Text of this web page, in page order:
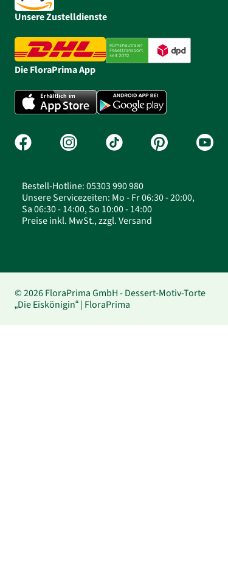
Unsere Zustelldienste
Die FloraPrima App
Bestell-Hotline: 05303 990 980
Unsere Servicezeiten: Mo - Fr 06:30 - 20:00,
Sa 06:30 - 14:00, So 10:00 - 14:00
Preise inkl. MwSt., zzgl. Versand
© 2026 FloraPrima GmbH - Dessert-Motiv-Torte
„Die Eiskönigin“ | FloraPrima